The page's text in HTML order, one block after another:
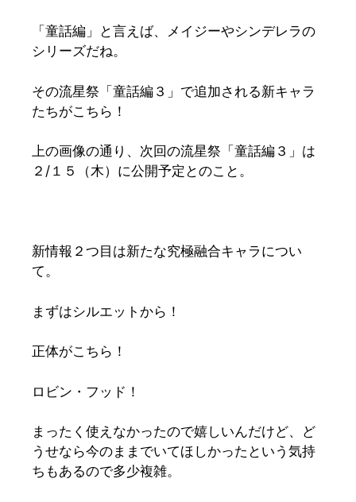
「童話編」と言えば、メイジーやシンデレラの
シリーズだね。
その流星祭「童話編３」で追加される新キャラ
たちがこちら！
上の画像の通り、次回の流星祭「童話編３」は
２/１５（木）に公開予定とのこと。
新情報２つ目は新たな究極融合キャラについ
て。
まずはシルエットから！
正体がこちら！
ロビン・フッド！
まったく使えなかったので嬉しいんだけど、ど
うせなら今のままでいてほしかったという気持
ちもあるので多少複雑。